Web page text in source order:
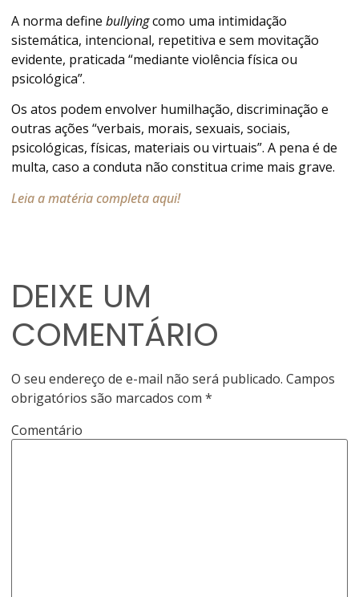
A norma definebullyingcomo uma intimidação
sistemática, intencional, repetitiva e sem movitação
evidente, praticada “mediante violência física ou
psicológica”.
Os atos podem envolver humilhação, discriminação e
outras ações “verbais, morais, sexuais, sociais,
psicológicas, físicas, materiais ou virtuais”. A pena é de
multa, caso a conduta não constitua crime mais grave.
Leia a matéria completa aqui!
DEIXE UM
COMENTÁRIO
O seu endereço de e-mail não será publicado. Campos
obrigatórios são marcados com*
Comentário